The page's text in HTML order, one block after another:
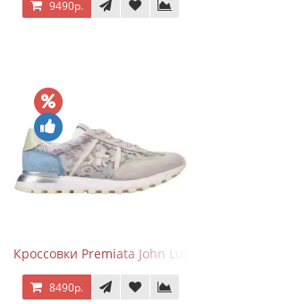
9490р.
Кроссовки Premiata John Low Lace Blue Beige
8490р.